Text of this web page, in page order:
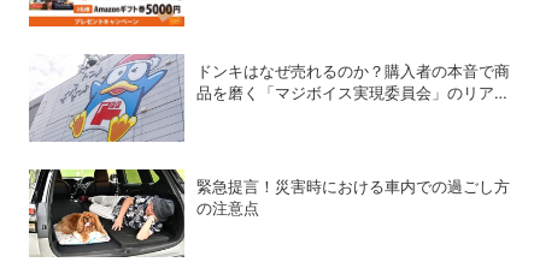
ドンキはなぜ売れるのか？購入者の本音で商
品を磨く「マジボイス実現委員会」のリアル
緊急提言！災害時における車内での過ごし方
の注意点